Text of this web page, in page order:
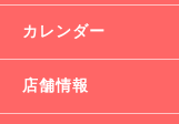
カレンダー
店舗情報